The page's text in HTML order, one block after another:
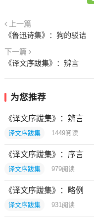
上一篇
《鲁迅诗集》：狗的驳诘
下一篇
《译文序跋集》：辨言
为您推荐
《译文序跋集》：辨言
译文序跋集 1449阅读
《译文序跋集》：序言
译文序跋集 979阅读
《译文序跋集》：略例
译文序跋集 931 阅读